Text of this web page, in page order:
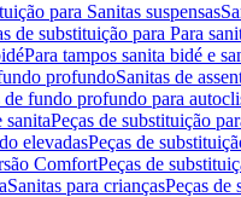
para Sanitas suspensas
de substituição para Para
Para tampos sanita bidé e
profundoSanitas de
de fundo profundo para
sanitaPeças de substituição
elevadasPeças de
ComfortPeças de
Sanitas para criançasPeças de